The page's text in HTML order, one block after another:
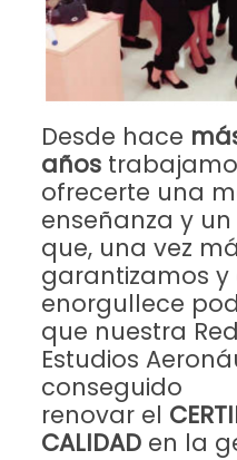
Desde hace
años
ofrecerte una
enseñanza y
que, una vez
garantizamos y
enorgullece
que nuestra
Estudios
conseguido
renovar el
CALIDADen la